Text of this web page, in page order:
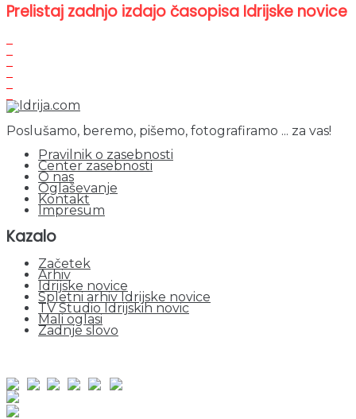
Prelistaj zadnjo izdajo časopisa Idrijske novice
Poslušamo, beremo, pišemo, fotografiramo ... za vas!
Pravilnik o zasebnosti
Center zasebnosti
O nas
Oglaševanje
Kontakt
Impresum
Kazalo
Začetek
Arhiv
Idrijske novice
Spletni arhiv Idrijske novice
TV Studio Idrijskih novic
Mali oglasi
Zadnje slovo